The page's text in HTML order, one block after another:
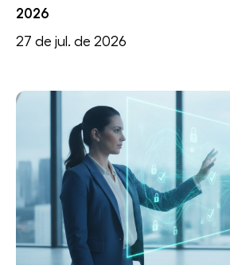
2026
27 de jul. de 2026